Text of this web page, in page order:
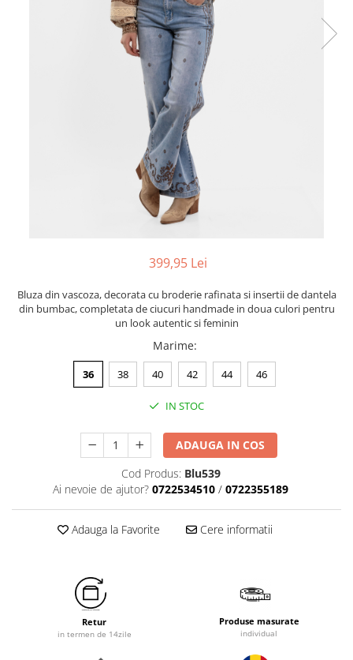
399,95 Lei
Bluza din vascoza, decorata cu broderie rafinata si insertii de dantela
din bumbac, completata de ciucuri handmade in doua culori pentru
un look autentic si feminin
Marime:
36 38 40 42 44 46
IN STOC
ADAUGA IN COS
Cod Produs: Blu539
Ai nevoie de ajutor? 0722534510 / 0722355189
Adauga la Favorite Cere informatii
Retur
in termen de 14zile
Produse masurate
individual